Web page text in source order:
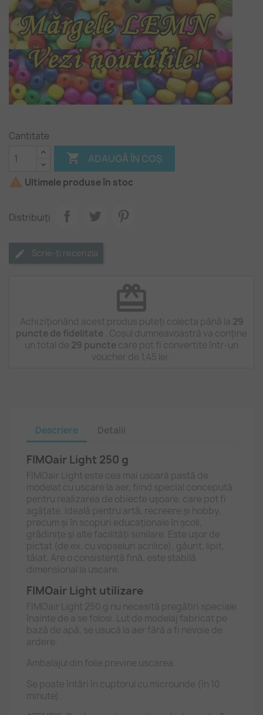
Cantitate
 ADAUGĂ ÎN COȘ
 Ultimele produse în stoc
Distribuiți
Scrie-ți recenzia
redeem
Achiziționând acest produs puteți colecta până la 29
puncte de fidelitate . Coșul dumneavoastră va conține
un total de 29 puncte care pot fi convertite într-un
voucher de 1,45 lei
Descriere Detalii
FIMOair Light 250 g
FIMOair Light este cea mai usoară pastă de
modelat cu uscare la aer, fiind special concepută
pentru realizarea de obiecte ușoare, care pot fi
agățate. Ideală pentru artă, recreere și hobby,
precum și în scopuri educaționale în școli,
grădinițe și alte facilități similare. Este ușor de
pictat (de ex. cu vopseluri acrilice), găurit, lipit,
tăiat. Are o consistență fină, este stabilă
dimensional la uscare.
FIMOair Light utilizare
FIMOair Light 250 g nu necesită pregătiri speciale
înainte de a se folosi. Lut de modelaj fabricat pe
bază de apă, se usucă la aer fără a fi nevoie de
ardere.
Ambalajul din folie previne uscarea.
Se poate întări în cuptorul cu microunde (în 10
minute).